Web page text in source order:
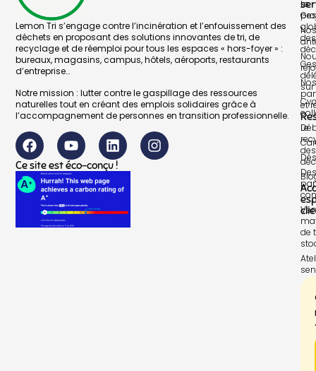
Lemon Tri s’engage contre l’incinération et l’enfouissement des
déchets en proposant des solutions innovantes de tri, de
recyclage et de réemploi pour tous les espaces « hors-foyer » :
bureaux, magasins, campus, hôtels, aéroports, restaurants
d’entreprise…
Notre mission : lutter contre le gaspillage des ressources
naturelles tout en créant des emplois solidaires grâce à
l’accompagnement de personnes en transition professionnelle.
Ce site est éco-conçu !
Le
Nos
Nos
et
Le
des
des
sur
de